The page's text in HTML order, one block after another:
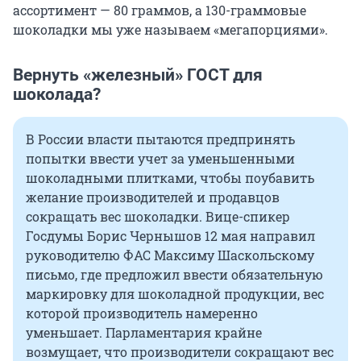
ассортимент — 80 граммов, а 130-граммовые
шоколадки мы уже называем «мегапорциями».
Вернуть «железный» ГОСТ для
шоколада?
В России власти пытаются предпринять
попытки ввести учет за уменьшенными
шоколадными плитками, чтобы поубавить
желание производителей и продавцов
сокращать вес шоколадки. Вице-спикер
Госдумы Борис Чернышов 12 мая направил
руководителю ФАС Максиму Шаскольскому
письмо, где предложил ввести обязательную
маркировку для шоколадной продукции, вес
которой производитель намеренно
уменьшает. Парламентария крайне
возмущает, что производители сокращают вес